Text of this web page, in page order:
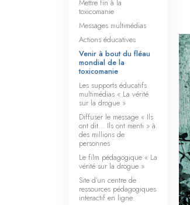
Mettre fin à la
toxicomanie
Messages multimédias
Actions éducatives
Venir à bout du fléau
mondial de la
toxicomanie
Les supports éducatifs
multimédias « La vérité
sur la drogue »
Diffuser le message « Ils
ont dit… Ils ont menti » à
des millions de
personnes
Le film pédagogique « La
vérité sur la drogue »
Site d’un centre de
ressources pédagogiques
interactif en ligne